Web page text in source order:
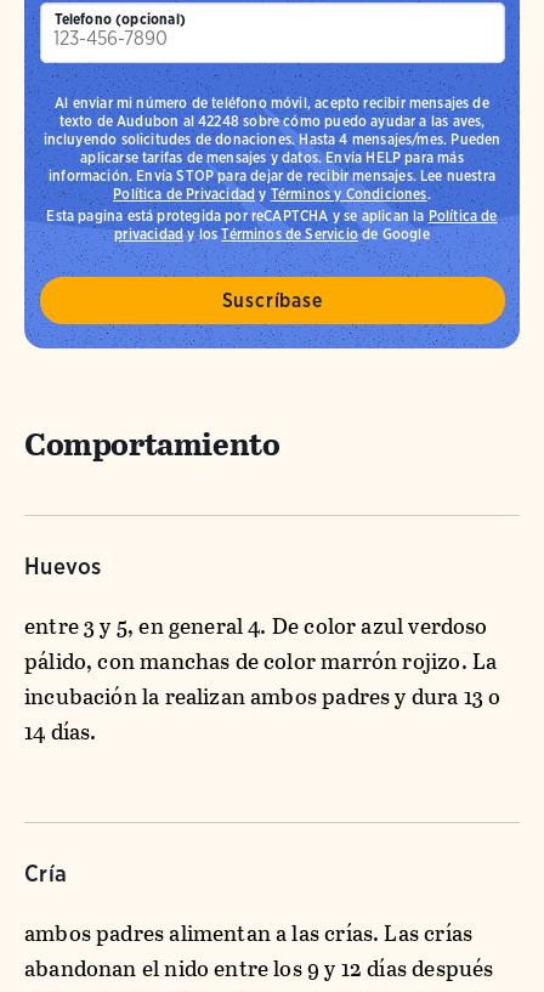
Telefono (opcional)
Al enviar mi número de teléfono móvil, acepto recibir mensajes de
texto de Audubon al 42248 sobre cómo puedo ayudar a las aves,
incluyendo solicitudes de donaciones. Hasta 4 mensajes/mes. Pueden
aplicarse tarifas de mensajes y datos. Envía HELP para más
información. Envía STOP para dejar de recibir mensajes. Lee nuestra
Política de Privacidad y Términos y Condiciones.
Esta pagina está protegida por reCAPTCHA y se aplican laPolítica de
privacidady losTérminos de Serviciode Google
Comportamiento
Huevos
entre 3 y 5, en general 4. De color azul verdoso
pálido, con manchas de color marrón rojizo. La
incubación la realizan ambos padres y dura 13 o
14 días.
Cría
ambos padres alimentan a las crías. Las crías
abandonan el nido entre los 9 y 12 días después